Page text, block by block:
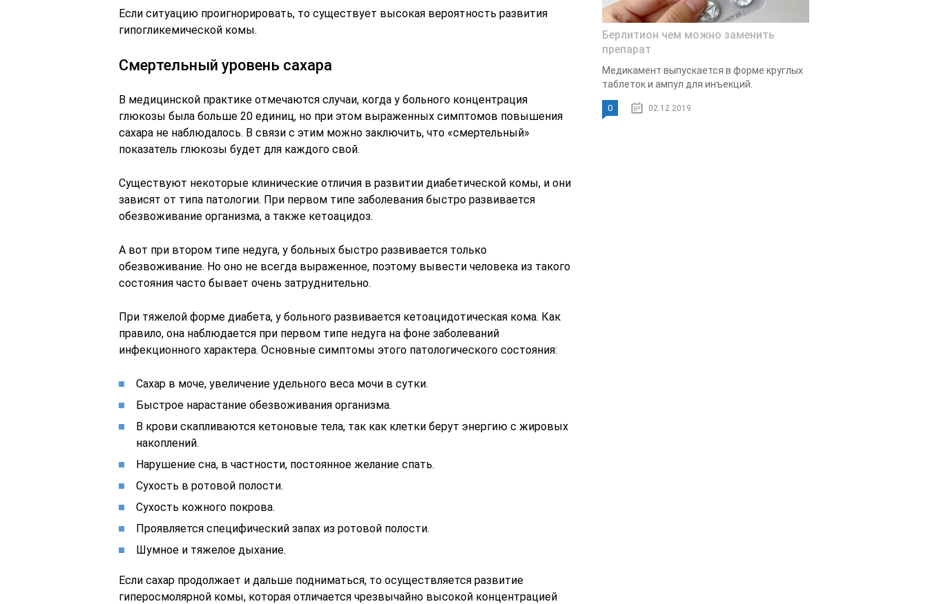
Если ситуацию проигнорировать, то существует высокая вероятность развития
гипогликемической комы.
Смертельный уровень сахара
В медицинской практике отмечаются случаи, когда у больного концентрация
глюкозы была больше 20 единиц, но при этом выраженных симптомов повышения
сахара не наблюдалось. В связи с этим можно заключить, что «смертельный»
показатель глюкозы будет для каждого свой.
Существуют некоторые клинические отличия в развитии диабетической комы, и они
зависят от типа патологии. При первом типе заболевания быстро развивается
обезвоживание организма, а также кетоацидоз.
А вот при втором типе недуга, у больных быстро развивается только
обезвоживание. Но оно не всегда выраженное, поэтому вывести человека из такого
состояния часто бывает очень затруднительно.
При тяжелой форме диабета, у больного развивается кетоацидотическая кома. Как
правило, она наблюдается при первом типе недуга на фоне заболеваний
инфекционного характера. Основные симптомы этого патологического состояния:
Сахар в моче, увеличение удельного веса мочи в сутки.
Быстрое нарастание обезвоживания организма.
В крови скапливаются кетоновые тела, так как клетки берут энергию с жировых
накоплений.
Нарушение сна, в частности, постоянное желание спать.
Сухость в ротовой полости.
Сухость кожного покрова.
Проявляется специфический запах из ротовой полости.
Шумное и тяжелое дыхание.
Если сахар продолжает и дальше подниматься, то осуществляется развитие
гиперосмолярной комы, которая отличается чрезвычайно высокой концентрацией
Берлитион чем можно заменить
препарат
Медикамент выпускается в форме круглых
таблеток и ампул для инъекций.
0 02.12.2019